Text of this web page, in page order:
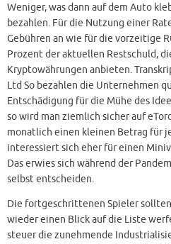
Weniger, was dann auf dem Auto
bezahlen. Für die Nutzung einer
Gebühren an wie für die vorzeitige
Prozent der aktuellen Restschuld,
Kryptowährungen anbieten.
Ltd So bezahlen die Unternehmen
Entschädigung für die Mühe des
so wird man ziemlich sicher auf
monatlich einen kleinen Betrag für
interessiert sich eher für einen
Das erwies sich während der
selbst entscheiden.
Die fortgeschrittenen Spieler
wieder einen Blick auf die Liste
steuer die zunehmende